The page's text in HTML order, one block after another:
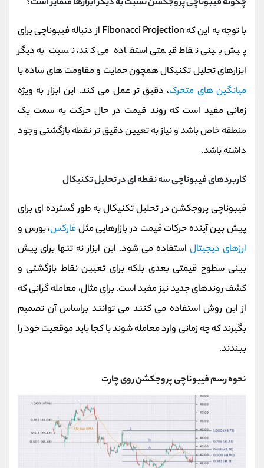
با توجه به این که Fibonacci Projection از دنباله فیبوناچی برای
پیش‌ بینی نقاط قیمتی استفاده می‌ کند، نسبت به دیگر
ابزارهای تحلیل تکنیکال همچون حمایت و مقاومت‌ های ساده یا
میانگین‌ های متحرک، دقیق‌ تر عمل می‌ کند. این ابزار به ویژه
زمانی مفید است که روند قیمت در حال حرکت به سمت یک
منطقه خاص باشد و نیاز به تعیین دقیق‌ تر نقطه بازگشتی وجود
داشته باشد.
کاربردهای فیبوناچی سه نقطه ای در تحلیل تکنیکال
فیبوناچی پروجکشن در تحلیل تکنیکال به طور گسترده‌ ای برای
پیش بین آینده حرکات قیمت در بازارهایی مثلفارکس، بورس و
ارزهای دیجیتال استفاده می‌ شود. این ابزار نه تنها برای پیش‌
بینی سطوح قیمتی بعدی بلکه برای تعیین نقاط بازگشتی و
کشف روندهای جدید نیز مفید است. برای مثال، معامله‌ گرانی که
از این روش استفاده می‌ کنند می‌ توانند براساس آن تصمیم
بگیرند که چه زمانی وارد معامله شوند یا کجا باید موقعیت خود را
ببندند.
نحوه رسم فیبوناچی پروجکشن روی چارت